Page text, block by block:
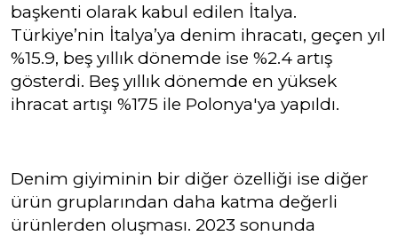
başkenti olarak kabul edilen İtalya.
Türkiye’nin İtalya’ya denim ihracatı, geçen yıl
%15.9, beş yıllık dönemde ise %2.4 artış
gösterdi. Beş yıllık dönemde en yüksek
ihracat artışı %175 ile Polonya'ya yapıldı.
Denim giyiminin bir diğer özelliği ise diğer
ürün gruplarından daha katma değerli
ürünlerden oluşması. 2023 sonunda